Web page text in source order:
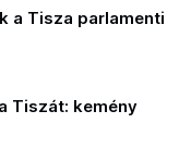
a Tisza parlamenti
Tiszát: kemény